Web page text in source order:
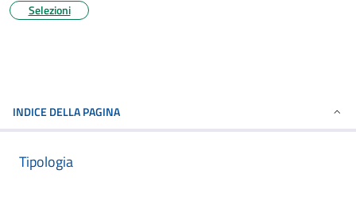
Selezioni
INDICE DELLA PAGINA
Tipologia